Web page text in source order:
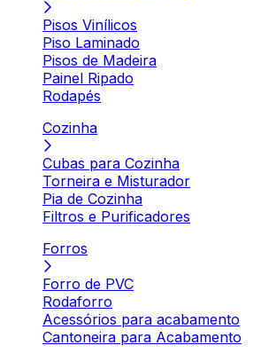
Pisos Vinílicos
Piso Laminado
Pisos de Madeira
Painel Ripado
Rodapés
Cozinha
Cubas para Cozinha
Torneira e Misturador
Pia de Cozinha
Filtros e Purificadores
Forros
Forro de PVC
Rodaforro
Acessórios para acabamento
Cantoneira para Acabamento